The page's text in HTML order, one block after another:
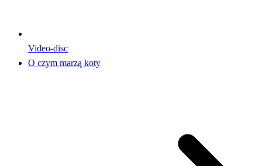
Video-disc
O czym marzą koty